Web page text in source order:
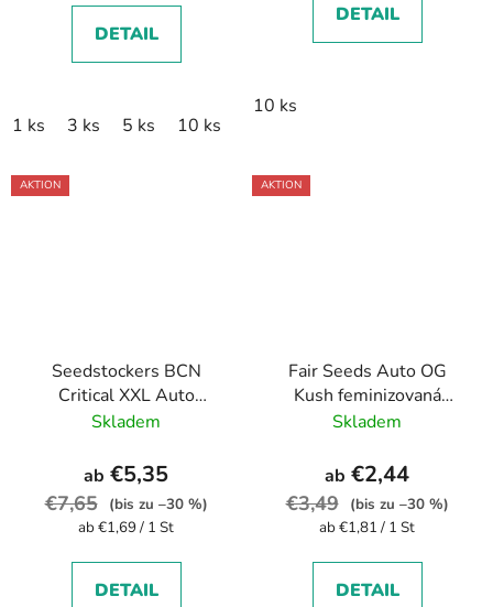
DETAIL
1 ks 3 ks 5 ks 10 ks
DETAIL
10 ks
AKTION
Seedstockers BCN
Critical XXL Auto
feminizovaná
Skladem
ab €5,35
€7,65
(bis zu –30 %)
Verkaufspreis:
ab €1,69 / 1 St
DETAIL
AKTION
Fair Seeds Auto OG
Kush feminizovaná
autoflowering
Skladem
ab €2,44
€3,49
(bis zu –30 %)
Verkaufspreis:
ab €1,81 / 1 St
DETAIL